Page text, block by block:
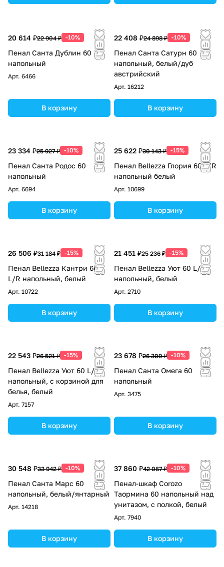
20 614 ₽22 904 ₽ -10%
Пенал Санта Дублин 60
напольный
Арт. 6466
В корзину
22 408 ₽24 898 ₽ -10%
Пенал Санта Сатурн 60
напольный, белый/дуб
австрийский
Арт. 16212
В корзину
23 334 ₽25 927 ₽ -10%
Пенал Санта Родос 60
напольный
Арт. 6694
В корзину
25 622 ₽30 143 ₽ -15%
Пенал Bellezza Глория 60 L/R
напольный белый
Арт. 10699
В корзину
26 506 ₽31 184 ₽ -15%
Пенал Bellezza Кантри 60
L/R напольный, белый
Арт. 10722
В корзину
21 451 ₽25 236 ₽ -15%
Пенал Bellezza Уют 60 L/R
напольный, белый
Арт. 2710
В корзину
22 543 ₽26 521 ₽ -15%
Пенал Bellezza Уют 60 L/R
напольный, с корзиной для
белья, белый
Арт. 7157
В корзину
23 678 ₽26 309 ₽ -10%
Пенал Санта Омега 60
напольный
Арт. 3475
В корзину
30 548 ₽33 942 ₽ -10%
Пенал Санта Марс 60
напольный, белый/янтарный
Арт. 14218
В корзину
37 860 ₽42 067 ₽ -10%
Пенал-шкаф Corozo
Таормина 60 напольный над
унитазом, с полкой, белый
Арт. 7940
В корзину